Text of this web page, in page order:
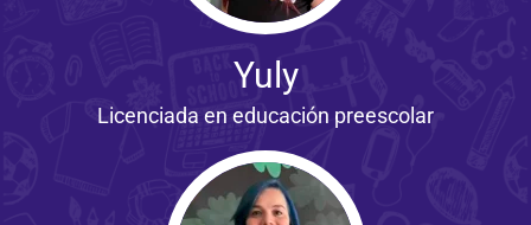
Yuly
Licenciada en educación preescolar